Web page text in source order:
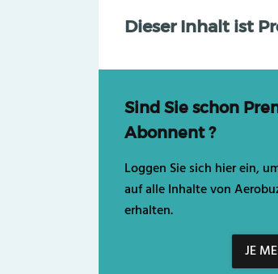
Dieser Inhalt ist
Sind Sie schon
Abonnent ?
Loggen Sie sich hier ein,
auf alle Inhalte von
erhalten.
JE